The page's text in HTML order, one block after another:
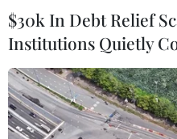
$30k In Debt Relief
Institutions Quietly